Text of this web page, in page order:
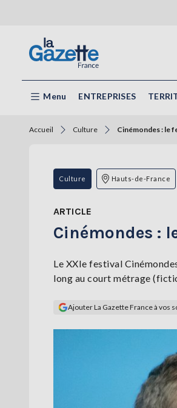
Menu ENTREPRISES
Accueil Culture Cinémondes : le
Culture Hauts-de-France
ARTICLE
Cinémondes :
Le XXIe festival
long au court métrage
Ajouter La Gazette France à vos